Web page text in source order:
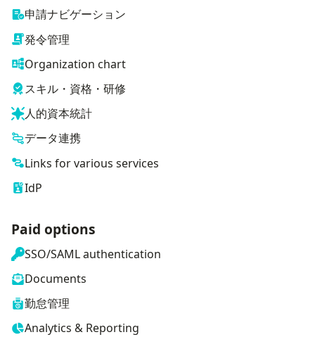
申請ナビゲーション
発令管理
Organization chart
スキル・資格・研修
人的資本統計
データ連携
Links for various services
IdP
Paid options
SSO/SAML authentication
Documents
勤怠管理
Analytics & Reporting